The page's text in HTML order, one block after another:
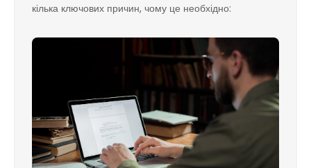
кілька ключових причин, чому це необхідно: